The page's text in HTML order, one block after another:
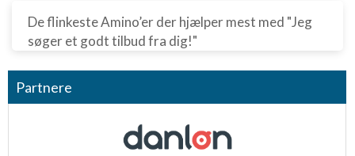
De flinkeste Amino’er der hjælper mest med "Jeg
søger et godt tilbud fra dig!"
Partnere